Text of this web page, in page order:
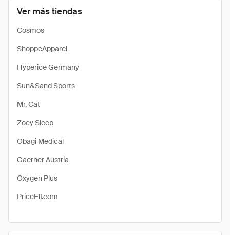
Ver más tiendas
Cosmos
ShoppeApparel
Hyperice Germany
Sun&Sand Sports
Mr. Cat
Zoey Sleep
Obagi Medical
Gaerner Austria
Oxygen Plus
PriceElf.com